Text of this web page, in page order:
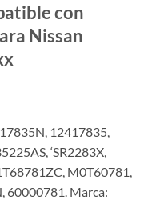
con
Nissan
12417835,
‘SR2283X,
M0T60781,
60000781. Marca: